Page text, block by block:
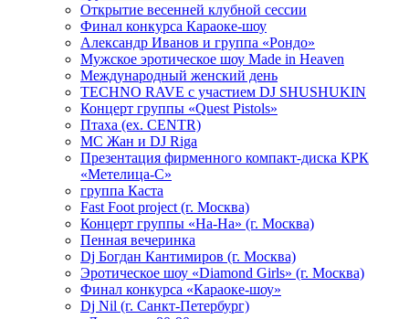
Открытие весенней клубной сессии
Финал конкурса Караоке-шоу
Александр Иванов и группа «Рондо»
Мужское эротическое шоу Made in Heaven
Международный женский день
TECHNO RAVE с участием DJ SHUSHUKIN
Концерт группы «Quest Pistols»
Птаха (ex. CENTR)
МС Жан и DJ Riga
Презентация фирменного компакт-диска КРК
«Метелица-С»
группа Каста
Fast Foot project (г. Москва)
Концерт группы «На-На» (г. Москва)
Пенная вечеринка
Dj Богдан Кантимиров (г. Москва)
Эротическое шоу «Diamond Girls» (г. Москва)
Финал конкурса «Караоке-шоу»
Dj Nil (г. Санкт-Петербург)